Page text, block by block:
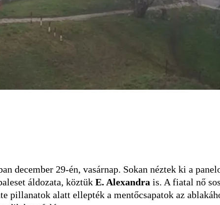
december 29-én, vasárnap. Sokan néztek ki a
áldozata, köztük E. Alexandra is. A fiatal nő
pillanatok alatt ellepték a mentőcsapatok az